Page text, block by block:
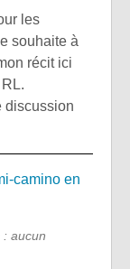
les
souhaite à
récit ici
discussion
camino en
: aucun